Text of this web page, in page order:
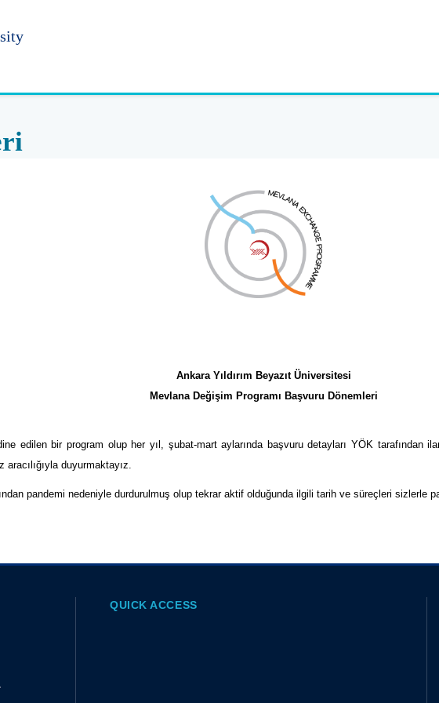
Ankara Yıldırım Beyazıt Üniversitesi
Mevlana Değişim Programı Başvuru Dönemleri
edilen bir program olup her yıl, şubat-mart aylarında başvuru detayları YÖK tarafından
duyurmaktayız.
pandemi nedeniyle durdurulmuş olup tekrar aktif olduğunda ilgili tarih ve süreçleri sizlerle
QUICK ACCESS